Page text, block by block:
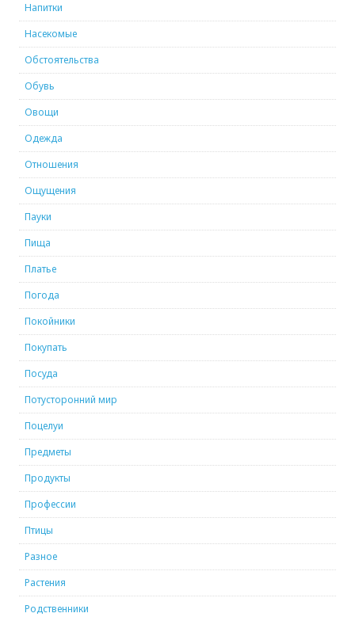
Напитки
Насекомые
Обстоятельства
Обувь
Овощи
Одежда
Отношения
Ощущения
Пауки
Пища
Платье
Погода
Покойники
Покупать
Посуда
Потусторонний мир
Поцелуи
Предметы
Продукты
Профессии
Птицы
Разное
Растения
Родственники